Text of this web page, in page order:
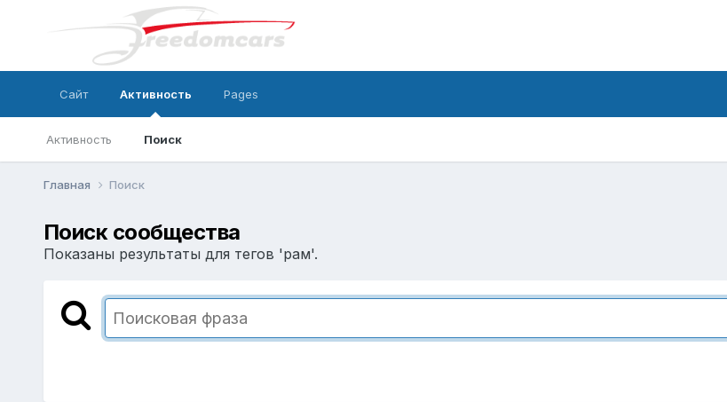
Сайт Активность
Активность Поиск
Pages
Главная Поиск
Поиск сообщества
Показаны результаты для тегов 'рам'.